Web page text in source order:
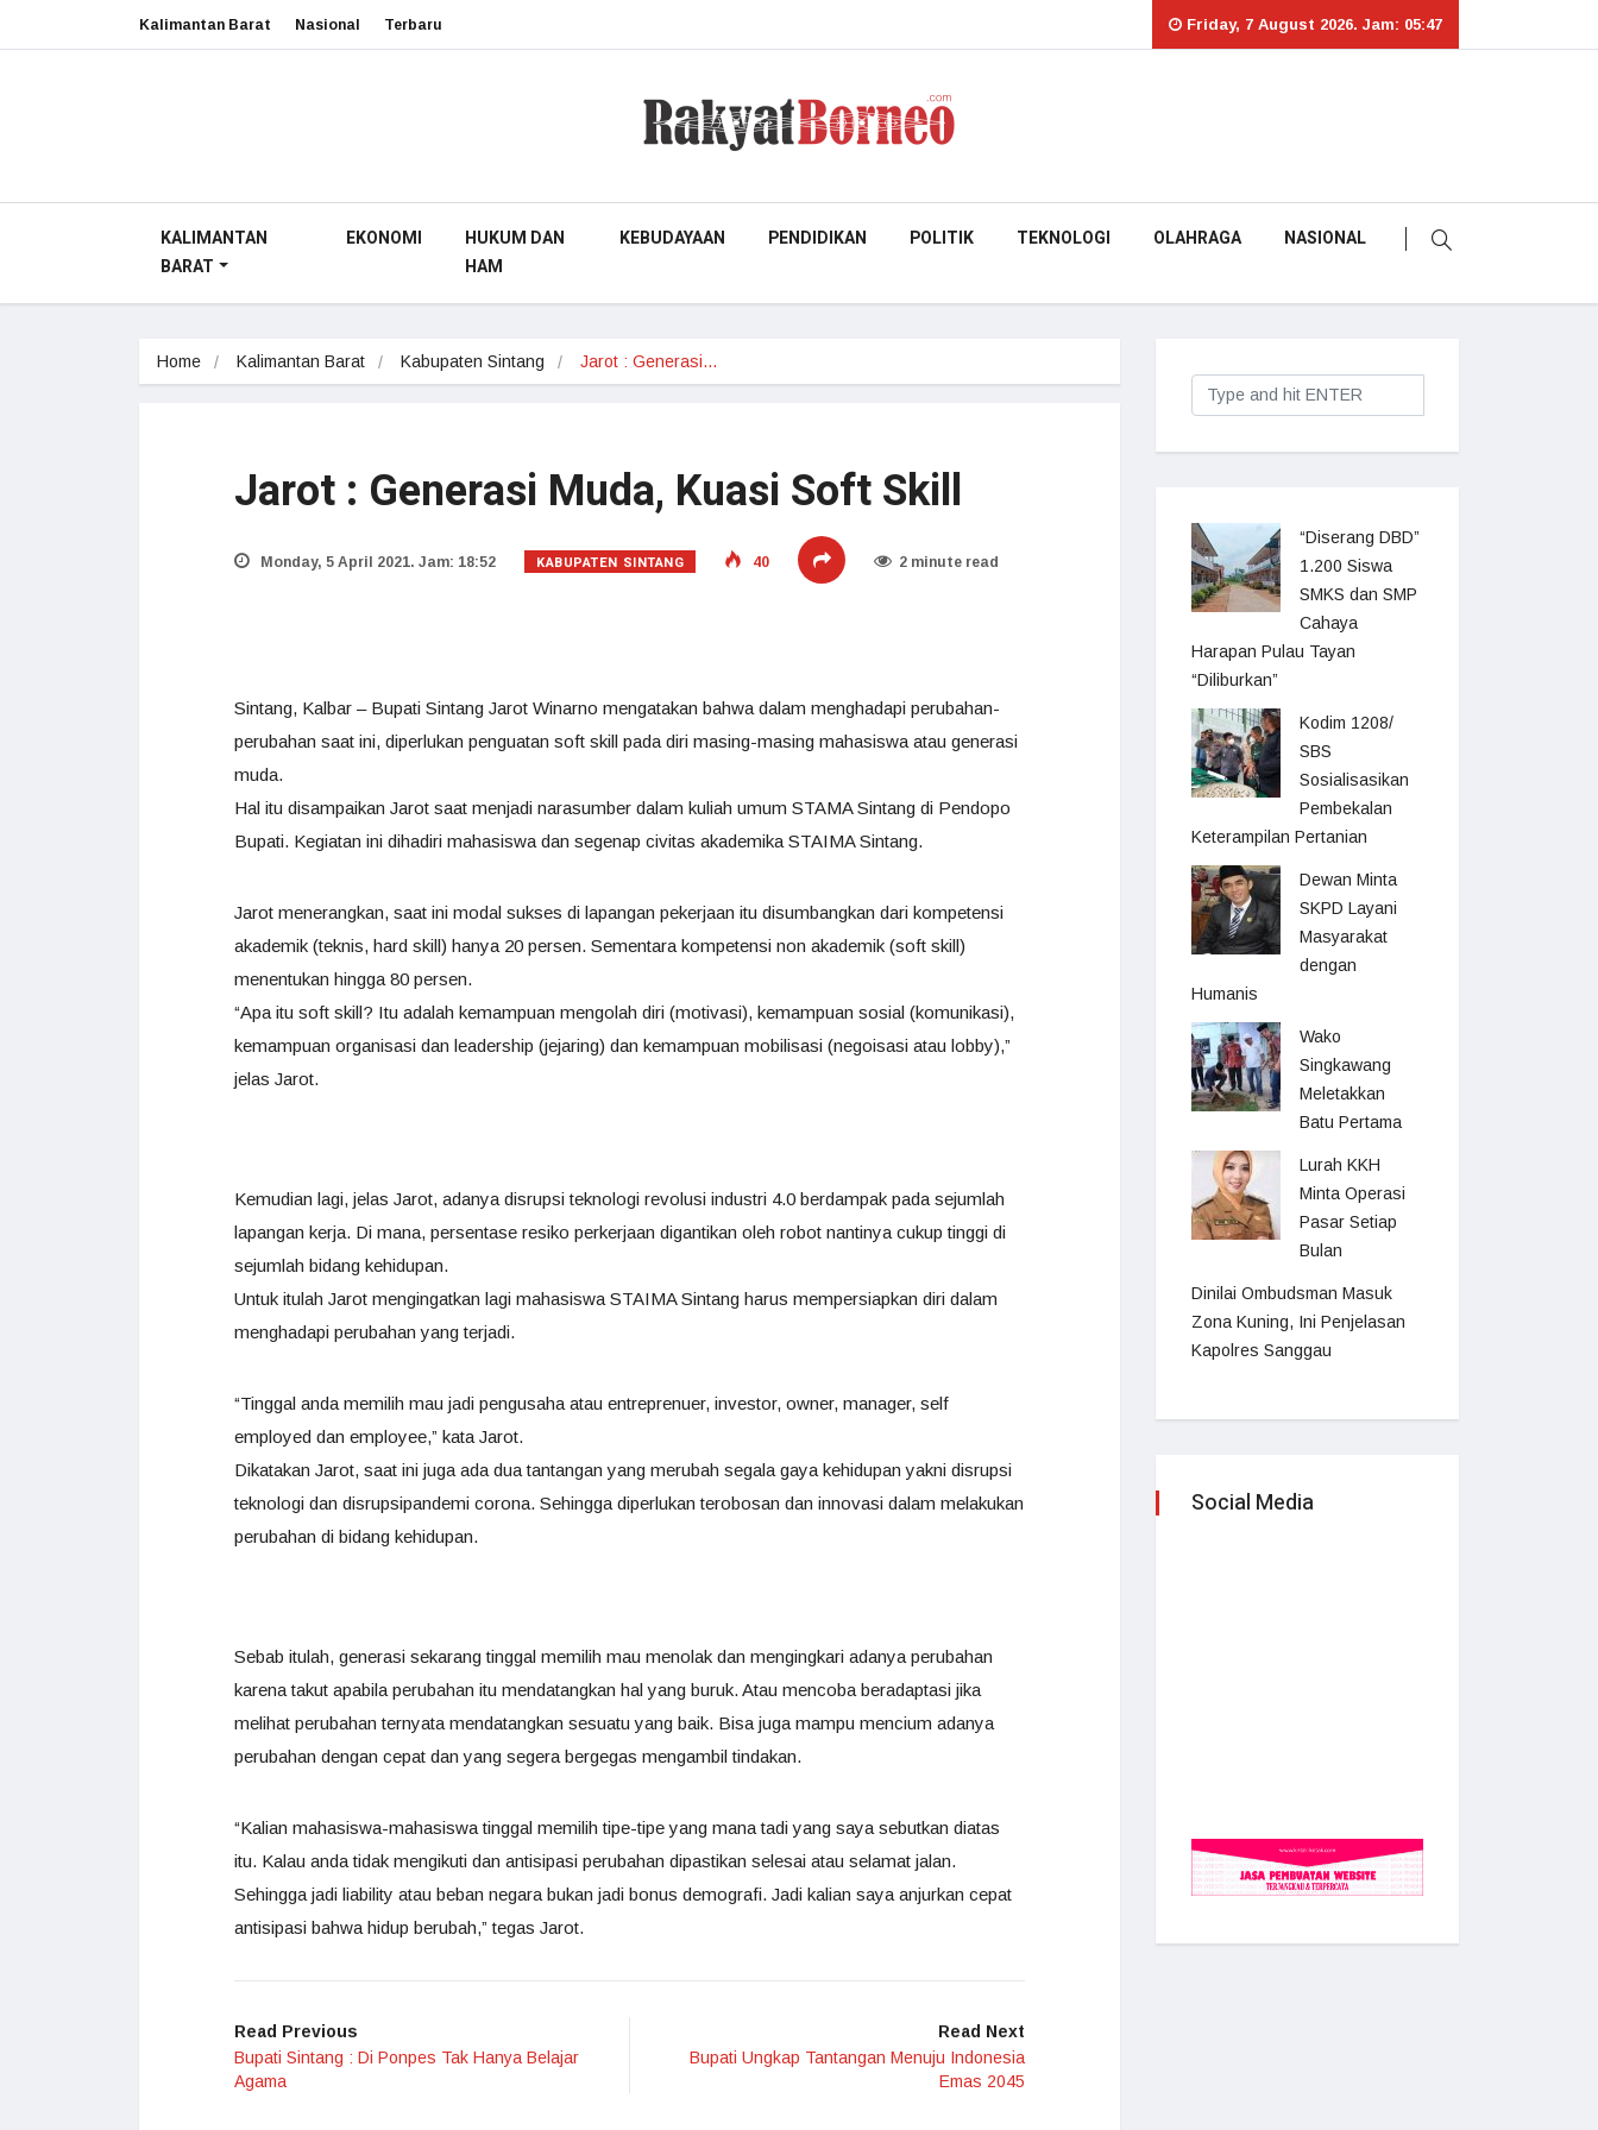
Kalimantan Barat Nasional Terbaru Friday, 7 August 2026. Jam: 05:47
KALIMANTAN
BARAT
EKONOMI
HUKUM DAN
HAM
KEBUDAYAAN PENDIDIKAN POLITIK TEKNOLOGI OLAHRAGA NASIONAL
Home Kalimantan Barat Kabupaten Sintang Jarot : Generasi…
Jarot : Generasi Muda, Kuasi Soft Skill
Monday, 5 April 2021. Jam: 18:52 KABUPATEN SINTANG 40 2 minute read
Sintang, Kalbar – Bupati Sintang Jarot Winarno mengatakan bahwa dalam menghadapi perubahan-
perubahan saat ini, diperlukan penguatan soft skill pada diri masing-masing mahasiswa atau generasi
muda.
Hal itu disampaikan Jarot saat menjadi narasumber dalam kuliah umum STAMA Sintang di Pendopo
Bupati. Kegiatan ini dihadiri mahasiswa dan segenap civitas akademika STAIMA Sintang.
Jarot menerangkan, saat ini modal sukses di lapangan pekerjaan itu disumbangkan dari kompetensi
akademik (teknis, hard skill) hanya 20 persen. Sementara kompetensi non akademik (soft skill)
menentukan hingga 80 persen.
“Apa itu soft skill? Itu adalah kemampuan mengolah diri (motivasi), kemampuan sosial (komunikasi),
kemampuan organisasi dan leadership (jejaring) dan kemampuan mobilisasi (negoisasi atau lobby),”
jelas Jarot.
Kemudian lagi, jelas Jarot, adanya disrupsi teknologi revolusi industri 4.0 berdampak pada sejumlah
lapangan kerja. Di mana, persentase resiko perkerjaan digantikan oleh robot nantinya cukup tinggi di
sejumlah bidang kehidupan.
Untuk itulah Jarot mengingatkan lagi mahasiswa STAIMA Sintang harus mempersiapkan diri dalam
menghadapi perubahan yang terjadi.
“Tinggal anda memilih mau jadi pengusaha atau entreprenuer, investor, owner, manager, self
employed dan employee,” kata Jarot.
Dikatakan Jarot, saat ini juga ada dua tantangan yang merubah segala gaya kehidupan yakni disrupsi
teknologi dan disrupsipandemi corona. Sehingga diperlukan terobosan dan innovasi dalam melakukan
perubahan di bidang kehidupan.
Sebab itulah, generasi sekarang tinggal memilih mau menolak dan mengingkari adanya perubahan
karena takut apabila perubahan itu mendatangkan hal yang buruk. Atau mencoba beradaptasi jika
melihat perubahan ternyata mendatangkan sesuatu yang baik. Bisa juga mampu mencium adanya
perubahan dengan cepat dan yang segera bergegas mengambil tindakan.
“Kalian mahasiswa-mahasiswa tinggal memilih tipe-tipe yang mana tadi yang saya sebutkan diatas
itu. Kalau anda tidak mengikuti dan antisipasi perubahan dipastikan selesai atau selamat jalan.
Sehingga jadi liability atau beban negara bukan jadi bonus demografi. Jadi kalian saya anjurkan cepat
antisipasi bahwa hidup berubah,” tegas Jarot.
Read Previous
Bupati Sintang : Di Ponpes Tak Hanya Belajar
Agama
Read Next
Bupati Ungkap Tantangan Menuju Indonesia
Emas 2045
“Diserang DBD”
1.200 Siswa
SMKS dan SMP
Cahaya
Harapan Pulau Tayan
“Diliburkan”
Kodim 1208/
SBS
Sosialisasikan
Pembekalan
Keterampilan Pertanian
Dewan Minta
SKPD Layani
Masyarakat
dengan
Humanis
Wako
Singkawang
Meletakkan
Batu Pertama
Lurah KKH
Minta Operasi
Pasar Setiap
Bulan
Dinilai Ombudsman Masuk
Zona Kuning, Ini Penjelasan
Kapolres Sanggau
Social Media